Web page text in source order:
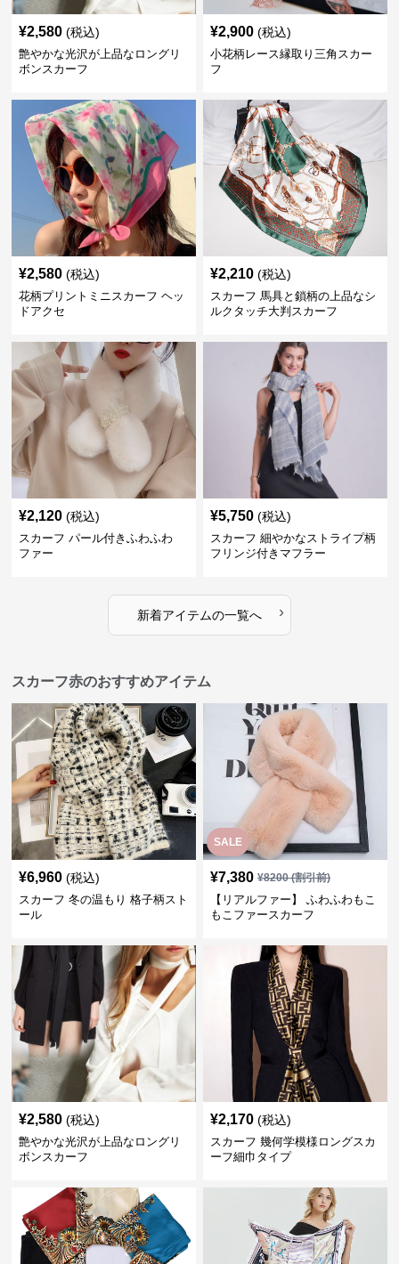
¥2,580 (税込)
艶やかな光沢が上品なロングリ
ボンスカーフ
¥2,900 (税込)
小花柄レース縁取り三角スカー
フ
¥2,580 (税込)
花柄プリントミニスカーフ ヘッ
ドアクセ
¥2,210 (税込)
スカーフ 馬具と鎖柄の上品なシ
ルクタッチ大判スカーフ
¥2,120 (税込)
スカーフ パール付きふわふわ
ファー
¥5,750 (税込)
スカーフ 細やかなストライプ柄
フリンジ付きマフラー
新着アイテムの一覧へ ›
スカーフ赤のおすすめアイテム
¥6,960 (税込)
スカーフ 冬の温もり 格子柄スト
ール
SALE
¥7,380 ¥8200(割引前)
【リアルファー】 ふわふわもこ
もこファースカーフ
¥2,580 (税込)
艶やかな光沢が上品なロングリ
ボンスカーフ
¥2,170 (税込)
スカーフ 幾何学模様ロングスカ
ーフ細巾タイプ